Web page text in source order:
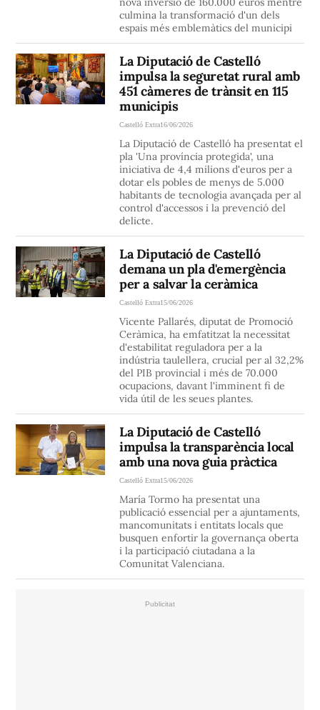
culmina la transformació d'un dels
espais més emblemàtics del municipi
La Diputació de Castelló
impulsa la seguretat rural amb
451 càmeres de trànsit en 115
municipis
Castelló Extra16/06/2026
La Diputació de Castelló ha presentat el
pla 'Una província protegida', una
iniciativa de 4,4 milions d'euros per a
dotar els pobles de menys de 5.000
habitants de tecnologia avançada per al
control d'accessos i la prevenció del
delicte.
La Diputació de Castelló
demana un pla d'emergència
per a salvar la ceràmica
Castelló Extra15/06/2026
Vicente Pallarés, diputat de Promoció
Ceràmica, ha emfatitzat la necessitat
d'estabilitat reguladora per a la
indústria taulellera, crucial per al 32,2%
del PIB provincial i més de 70.000
ocupacions, davant l'imminent fi de
vida útil de les seues plantes.
La Diputació de Castelló
impulsa la transparència local
amb una nova guia pràctica
Castelló Extra15/06/2026
María Tormo ha presentat una
publicació essencial per a ajuntaments,
mancomunitats i entitats locals que
busquen enfortir la governança oberta
i la participació ciutadana a la
Comunitat Valenciana.